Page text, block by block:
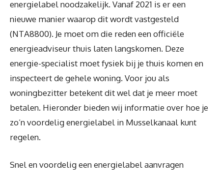
energielabel noodzakelijk. Vanaf 2021 is er een
nieuwe manier waarop dit wordt vastgesteld
(NTA8800). Je moet om die reden een officiële
energieadviseur thuis laten langskomen. Deze
energie-specialist moet fysiek bij je thuis komen en
inspecteert de gehele woning. Voor jou als
woningbezitter betekent dit wel dat je meer moet
betalen. Hieronder bieden wij informatie over hoe je
zo’n voordelig energielabel in Musselkanaal kunt
regelen.
Snel en voordelig een energielabel aanvragen